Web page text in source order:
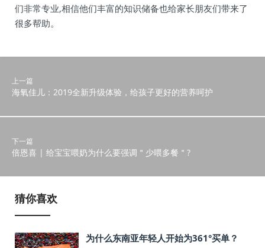
们非常专业,相信他们丰富的知识储备也给家长朋友们带来了
很多帮助。
上一篇
海氧佳儿：2019全新升级体验，给孩子更好的营养呵护
下一篇
倍恩喜 | 给宝宝喂奶为什么要强调＂少喂多餐＂?
猜你喜欢
为什么东南亚年轻人开始为361°买单？